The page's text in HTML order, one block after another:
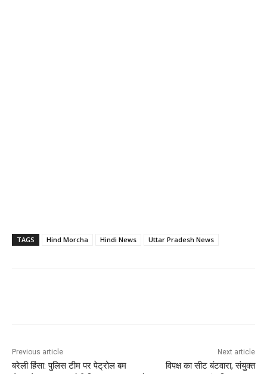
TAGS Hind Morcha Hindi News Uttar Pradesh News
Previous article
बरेली हिंसा: पुलिस टीम पर पेट्रोल बम
Next article
विपक्ष का सीट बंटवारा, संयुक्त